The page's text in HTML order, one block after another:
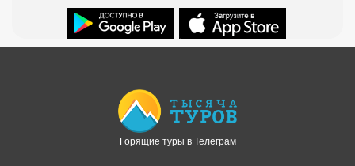
Горящие туры в Телеграм